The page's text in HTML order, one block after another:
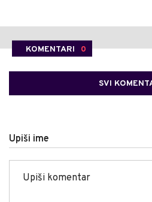
KOMENTARI 0
SVI
Upiši ime